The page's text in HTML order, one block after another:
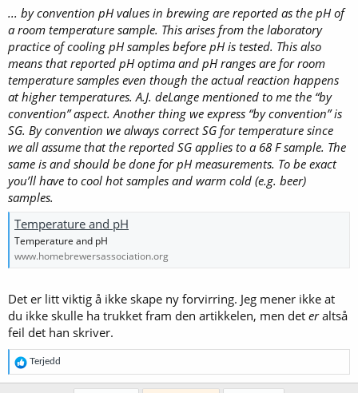
... by convention pH values in brewing are reported as the pH of
a room temperature sample. This arises from the laboratory
practice of cooling pH samples before pH is tested. This also
means that reported pH optima and pH ranges are for room
temperature samples even though the actual reaction happens
at higher temperatures. A.J. deLange mentioned to me the “by
convention” aspect. Another thing we express “by convention” is
SG. By convention we always correct SG for temperature since
we all assume that the reported SG applies to a 68 F sample. The
same is and should be done for pH measurements. To be exact
you’ll have to cool hot samples and warm cold (e.g. beer)
samples.
Temperature and pH
Temperature and pH
www.homebrewersassociation.org
Det er litt viktig å ikke skape ny forvirring. Jeg mener ikke at
du ikke skulle ha trukket fram den artikkelen, men det eraltså
feil det han skriver.
R
e
a
Terjedd